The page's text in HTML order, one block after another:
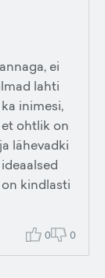
ei
lahti
inimesi,
et ohtlik on
lähevadki
kindlasti
0 0